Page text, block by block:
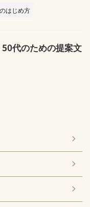
はじめ方
代のための提案文